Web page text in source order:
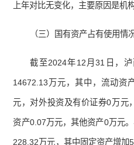
上年对比无变化，主要原因是机
（三）国有资产占有使用情
截至2024年12 月31 日，
14672.13 万元，其中，流动资
元，对外投资及有价证券0 万元
资产0.07 万元，其他资产0万元
228.32 万元，其中固定资产增加